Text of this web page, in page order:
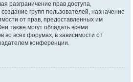
разграничение прав доступа,
групп пользователей, назначение
от прав, предоставленных им
также могут обладать всеми
во всех форумах, в зависимости от
конференции.